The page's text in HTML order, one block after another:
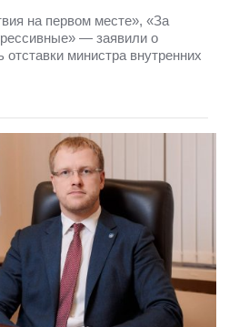
на первом месте», «За
— заявили о
отставки министра внутренних